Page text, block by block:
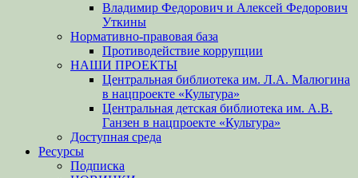
Владимир Федорович и Алексей Федорович
Уткины
Нормативно-правовая база
Противодействие коррупции
НАШИ ПРОЕКТЫ
Центральная библиотека им. Л.А. Малюгина
в нацпроекте «Культура»
Центральная детская библиотека им. А.В.
Ганзен в нацпроекте «Культура»
Доступная среда
Ресурсы
Подписка